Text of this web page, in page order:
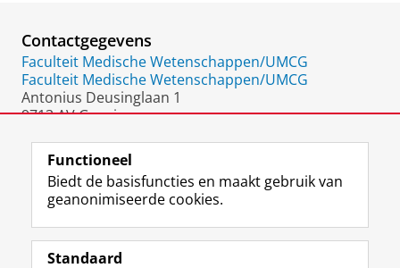
P
o
r
t
a
Contactgegevens
Faculteit Medische Wetenschappen/UMCG
Faculteit Medische Wetenschappen/UMCG
Antonius Deusinglaan 1
9713 AV Groningen
Volg de RUG
F
a
L
i
R
S
I
n
Y
o
Functioneel
Biedt de basisfuncties en maakt gebruik van
geanonimiseerde cookies.
Standaard